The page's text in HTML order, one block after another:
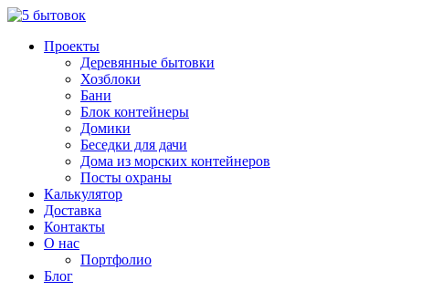
Проекты
Деревянные бытовки
Хозблоки
Бани
Блок контейнеры
Домики
Беседки для дачи
Дома из морских контейнеров
Посты охраны
Калькулятор
Доставка
Контакты
О нас
Портфолио
Блог